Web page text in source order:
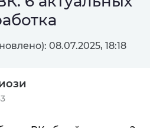
08.07.2025, 18:18